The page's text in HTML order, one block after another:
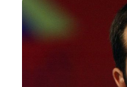
Alexis,
der